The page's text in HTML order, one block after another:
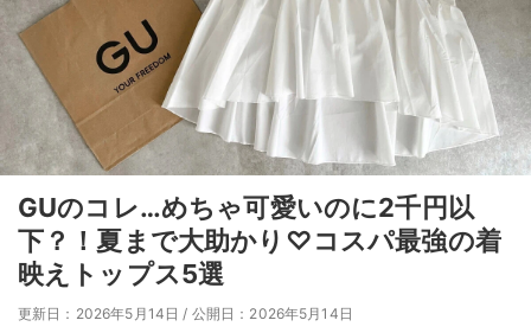
GUのコレ…めちゃ可愛いのに2千円以
下？！夏まで大助かり♡コスパ最強の着
映えトップス5選
更新日：2026年5月14日 / 公開日：2026年5月14日